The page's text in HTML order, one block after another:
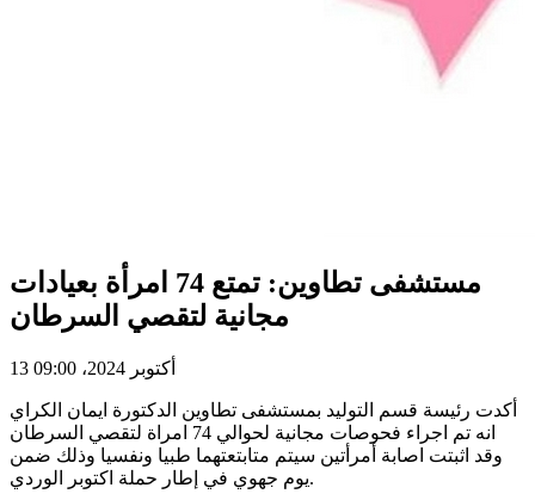
مستشفى تطاوين: تمتع 74 امرأة بعيادات
مجانية لتقصي السرطان
13 أكتوبر 2024، 09:00
أكدت رئيسة قسم التوليد بمستشفى تطاوين الدكتورة ايمان الكراي
انه تم اجراء فحوصات مجانية لحوالي 74 امراة لتقصي السرطان
وقد اثبتت اصابة أمرأتين سيتم متابتعتهما طبيا ونفسيا وذلك ضمن
يوم جهوي في إطار حملة اكتوبر الوردي.